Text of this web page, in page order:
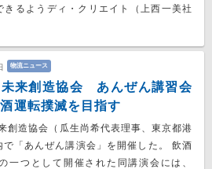
きるようディ・クリエイト（上西一美社
物流ニュース
未来創造協会 あんぜん講習会
運転撲滅を目指す
創造協会（瓜生尚希代表理事、東京都港
「あんぜん講演会」を開催した。 飲酒
一つとして開催された同講演会には、